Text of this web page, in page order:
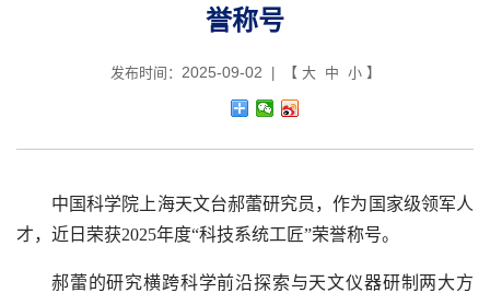
誉称号
发布时间： 2025-09-02 | 【 大 中 小】
中国科学院上海天文台郝蕾研究员，作为国家级领军人
才，近日荣获2025年度“科技系统工匠”荣誉称号。
郝蕾的研究横跨科学前沿探索与天文仪器研制两大方